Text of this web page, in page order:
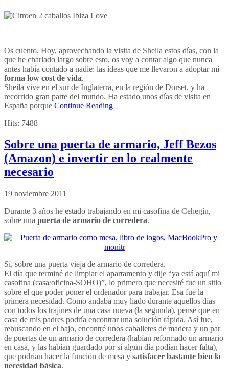
Os cuento. Hoy, aprovechando la visita de Sheila estos días, con la
que he charlado largo sobre esto, os voy a contar algo que nunca
antes había contado a nadie: las ideas que me llevaron a adoptar mi
forma low cost de vida.
Sheila vive en el sur de Inglaterra, en la región de Dorset, y ha
recorrido gran parte del mundo. Ha estado unos días de visita en
España porque Continue Reading
Hits: 7488
Sobre una puerta de armario, Jeff Bezos
(Amazon) e invertir en lo realmente
necesario
19 noviembre 2011
Durante 3 años he estado trabajando en mi casofina de Cehegín,
sobre una puerta de armario de corredera.
Sí, sobre una puerta vieja de armario de corredera.
El día que terminé de limpiar el apartamento y dije “ya está aquí mi
casofina (casa/oficina-SOHO)”, lo primero que necesité fue un sitio
sobre el que poder poner el ordenador para trabajar. Esa fue la
primera necesidad. Como andaba muy liado durante aquellos días
con todos los trajines de una casa nueva (la segunda), pensé que en
casa de mis padres podría encontrar una solución rápida. Así fue,
rebuscando en el bajo, encontré unos caballetes de madera y un par
de puertas de un armario de corredera (habían reformado un armario
en casa, y las habían guardado por si algún día podían hacer falta),
que podrían hacer la función de mesa y satisfacer bastante bien la
necesidad básica.